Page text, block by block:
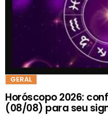
GERAL
Horóscopo 2026:
(08/08) para seu